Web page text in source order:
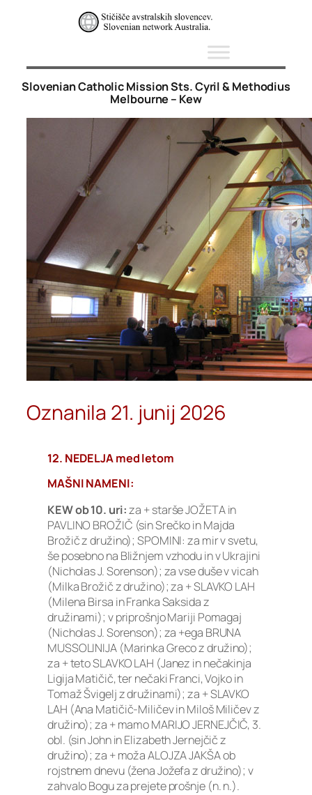
Slovenian Catholic Mission Sts. Cyril & Methodius
Melbourne – Kew
Oznanila 21. junij 2026
12. NEDELJA med letom
MAŠNI NAMENI:
KEW ob 10. uri:za + starše JOŽETA in
PAVLINO BROŽIČ (sin Srečko in Majda
Brožič z družino); SPOMINI: za mir v svetu,
še posebno na Bližnjem vzhodu in v Ukrajini
(Nicholas J. Sorenson); za vse duše v vicah
(Milka Brožič z družino); za + SLAVKO LAH
(Milena Birsa in Franka Saksida z
družinami); v priprošnjo Mariji Pomagaj
(Nicholas J. Sorenson); za +ega BRUNA
MUSSOLINIJA (Marinka Greco z družino);
za + teto SLAVKO LAH (Janez in nečakinja
Ligija Matičič, ter nečaki Franci, Vojko in
Tomaž Švigelj z družinami); za + SLAVKO
LAH (Ana Matičič-Miličev in Miloš Miličev z
družino); za + mamo MARIJO JERNEJČIČ, 3.
obl. (sin John in Elizabeth Jernejčič z
družino); za + moža ALOJZA JAKŠA ob
rojstnem dnevu (žena Jožefa z družino); v
zahvalo Bogu za prejete prošnje (n. n.).